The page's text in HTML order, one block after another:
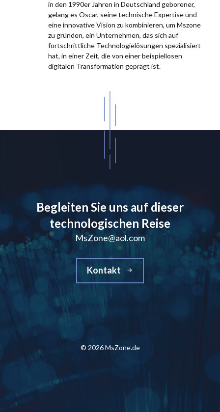
in den 1990er Jahren in Deutschland geborener,
gelang es Oscar, seine technische Expertise und
eine innovative Vision zu kombinieren, um Mszone
zu gründen, ein Unternehmen, das sich auf
fortschrittliche Technologielösungen spezialisiert
hat, in einer Zeit, die von einer beispiellosen
digitalen Transformation geprägt ist.
Begleiten Sie uns auf dieser
technologischen Reise
MsZone@aol.com
Kontakt
© 2026 MsZone.de